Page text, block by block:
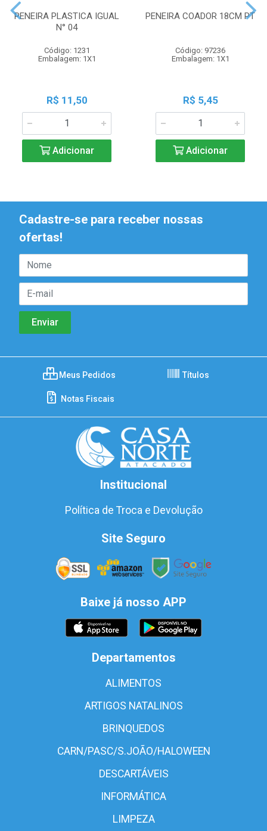
PENEIRA PLASTICA IGUAL
N° 04
Código: 1231
Embalagem: 1X1
R$ 11,50
Adicionar
PENEIRA COADOR 18CM PT
Código: 97236
Embalagem: 1X1
R$ 5,45
Adicionar
Cadastre-se para receber nossas
ofertas!
Meus Pedidos Títulos
Notas Fiscais
Institucional
Política de Troca e Devolução
Site Seguro
Baixe já nosso APP
Departamentos
ALIMENTOS
ARTIGOS NATALINOS
BRINQUEDOS
CARN/PASC/S.JOÃO/HALOWEEN
DESCARTÁVEIS
INFORMÁTICA
LIMPEZA